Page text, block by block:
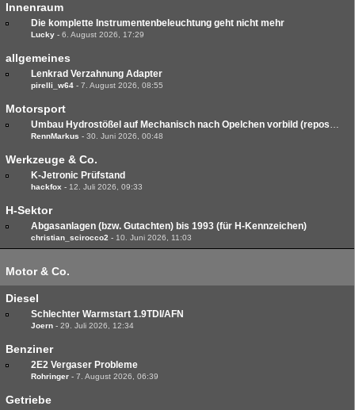
Innenraum
Die komplette Instrumentenbeleuchtung geht nicht mehr
Lucky - 6. August 2026, 17:29
allgemeines
Lenkrad Verzahnung Adapter
pirelli_w64 - 7. August 2026, 08:55
Motorsport
Umbau Hydrostößel auf Mechanisch nach Opelchen vorbild (repost in Richtiger Kategorie)
RennMarkus - 30. Juni 2026, 00:48
Werkzeuge & Co.
K-Jetronic Prüfstand
hackfox - 12. Juli 2026, 09:33
H-Sektor
Abgasanlagen (bzw. Gutachten) bis 1993 (für H-Kennzeichen)
christian_scirocco2 - 10. Juni 2026, 11:03
Motor & Co.
Diesel
Schlechter Warmstart 1.9TDI/AFN
Joern - 29. Juli 2026, 12:34
Benziner
2E2 Vergaser Probleme
Rohringer - 7. August 2026, 06:39
Getriebe